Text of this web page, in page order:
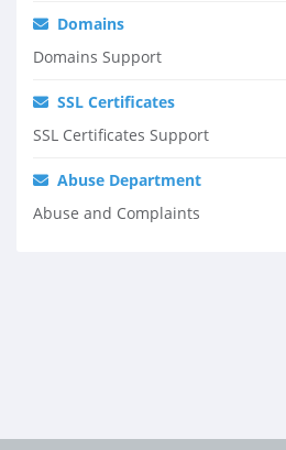
Domains
Domains Support
SSL Certificates
SSL Certificates Support
Abuse Department
Abuse and Complaints